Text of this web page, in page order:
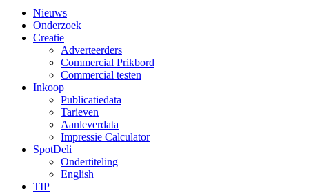
Nieuws
Onderzoek
Creatie
Adverteerders
Commercial Prikbord
Commercial testen
Inkoop
Publicatiedata
Tarieven
Aanleverdata
Impressie Calculator
SpotDeli
Ondertiteling
English
TIP